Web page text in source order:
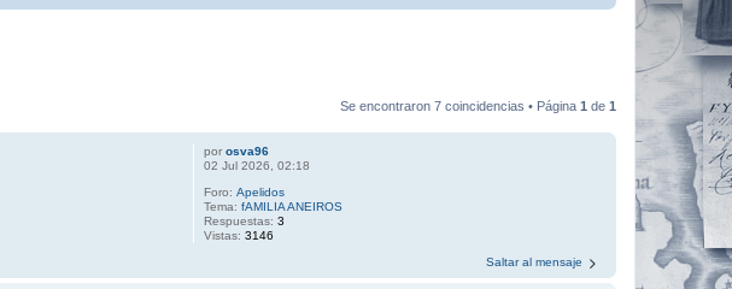
Se encontraron 7 coincidencias • Página 1 de 1
porosva96
02 Jul 2026, 02:18
Foro:Apelidos
Tema:fAMILIA ANEIROS
Respuestas:3
Vistas:3146
Saltar al mensaje